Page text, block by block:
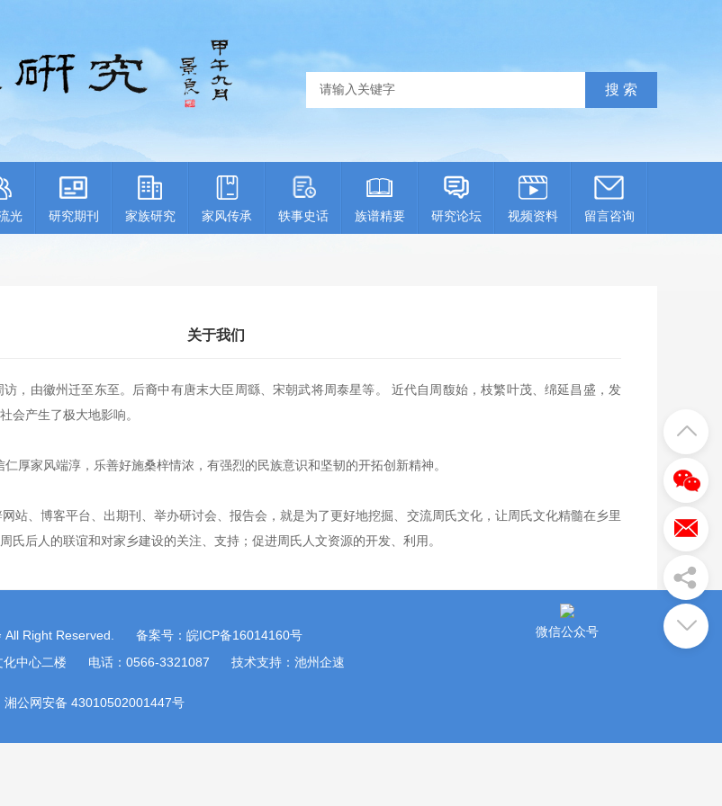
光 研究期刊 家族研究 家风传承 轶事史话 族谱精要 研究论坛 视频资料 留言咨询
关于我们
，由徽州迁至东至。后裔中有唐末大臣周繇、宋朝武将周泰星等。 近代自周馥始，枝繁叶茂、绵延昌盛，发
会产生了极大地影响。
厚家风端淳，乐善好施桑梓情浓，有强烈的民族意识和坚韧的开拓创新精神。
站、博客平台、出期刊、举办研讨会、报告会，就是为了更好地挖掘、交流周氏文化，让周氏文化精髓在乡里
氏后人的联谊和对家乡建设的关注、支持；促进周氏人文资源的开发、利用。
All Right Reserved. 备案号： 皖ICP备16014160号 微信公众号
化中心二楼 电话：0566-3321087 技术支持： 池州企速
湘公网安备 43010502001447号